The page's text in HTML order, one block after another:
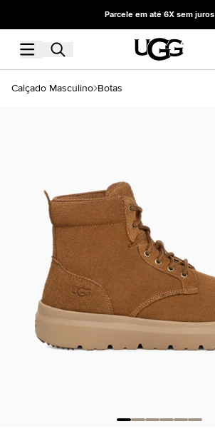
Parcele em até 6X sem juros
Calçado Masculino Botas